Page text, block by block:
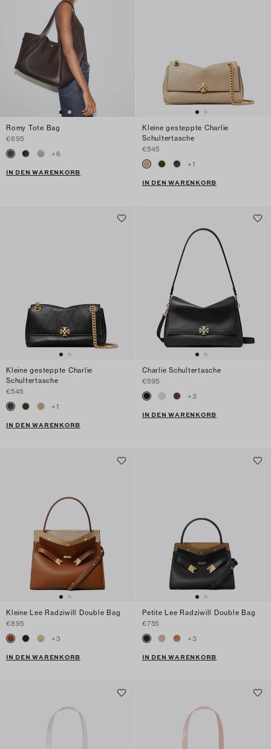
Romy Tote Bag
€695
+6
IN DEN WARENKORB
Kleine gesteppte Charlie
Schultertasche
€545
+1
IN DEN WARENKORB
Kleine gesteppte Charlie
Schultertasche
€545
+1
IN DEN WARENKORB
Charlie Schultertasche
€595
+3
IN DEN WARENKORB
Kleine Lee Radziwill Double Bag
€895
+3
IN DEN WARENKORB
Petite Lee Radziwill Double Bag
€755
+3
IN DEN WARENKORB